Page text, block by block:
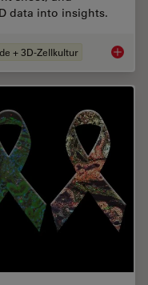
data into insights.
+ 3D-Zellkultur